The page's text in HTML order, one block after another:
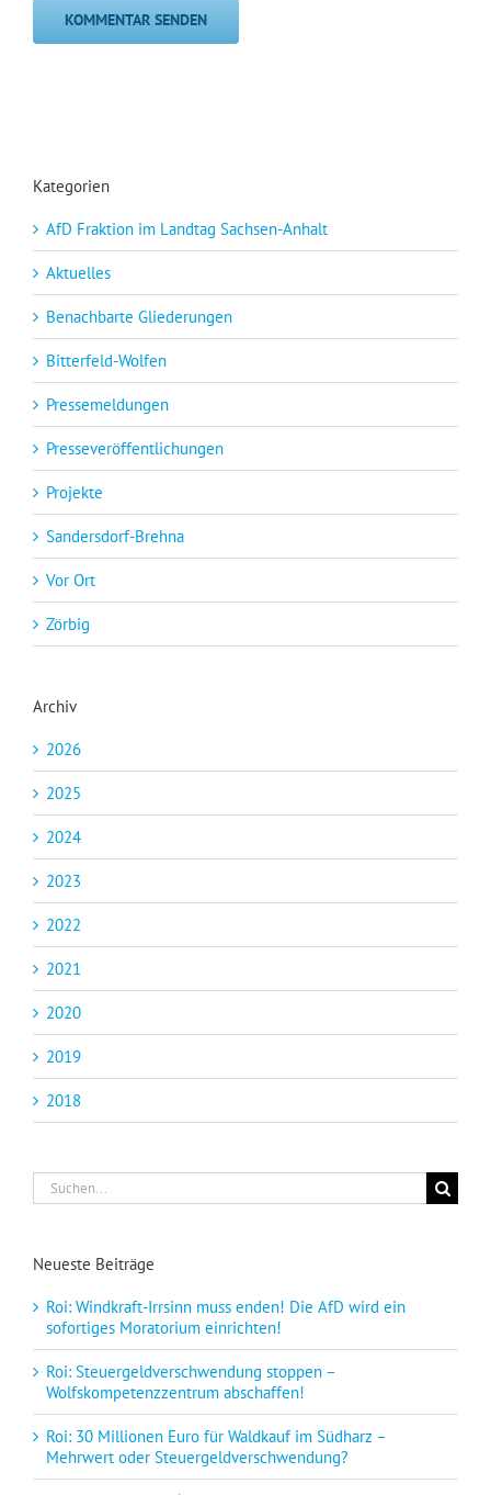
Kategorien
AfD Fraktion im Landtag Sachsen-Anhalt
Aktuelles
Benachbarte Gliederungen
Bitterfeld-Wolfen
Pressemeldungen
Presseveröffentlichungen
Projekte
Sandersdorf-Brehna
Vor Ort
Zörbig
Archiv
2026
2025
2024
2023
2022
2021
2020
2019
2018
Suche
nach:
Neueste Beiträge
Roi: Windkraft-Irrsinn muss enden! Die AfD wird ein
sofortiges Moratorium einrichten!
Roi: Steuergeldverschwendung stoppen –
Wolfskompetenzzentrum abschaffen!
Roi: 30 Millionen Euro für Waldkauf im Südharz –
Mehrwert oder Steuergeldverschwendung?